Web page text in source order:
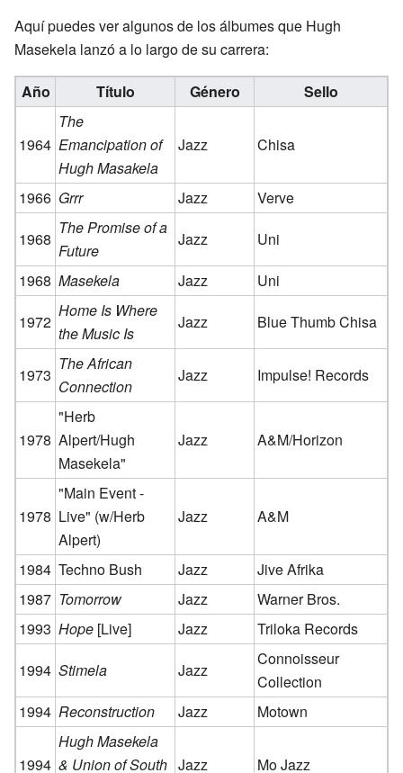
Aquí puedes ver algunos de los álbumes que Hugh
Masekela lanzó a lo largo de su carrera:
Año Título Género Sello
1964
The
Emancipation of
Hugh Masakela
Jazz Chisa
1966 Grrr Jazz
Verve
1968
The Promise of a
Future
Jazz
Uni
1968 Masekela Jazz
Uni
1972
Home Is Where
the Music Is
Jazz Blue Thumb Chisa
1973
The African
Connection
Jazz Impulse! Records
1978
"Herb
Alpert/Hugh
Masekela"
Jazz A&M/Horizon
1978
"Main Event -
Live" (w/Herb
Alpert)
Jazz A&M
1984 Techno Bush Jazz
Jive Afrika
1987 Tomorrow Jazz
Warner Bros.
1993 Hope [Live] Jazz
Triloka Records
1994 Stimela Jazz
Connoisseur
Collection
1994 Reconstruction Jazz Motown
1994
Hugh Masekela
& Union of South Jazz Mo Jazz